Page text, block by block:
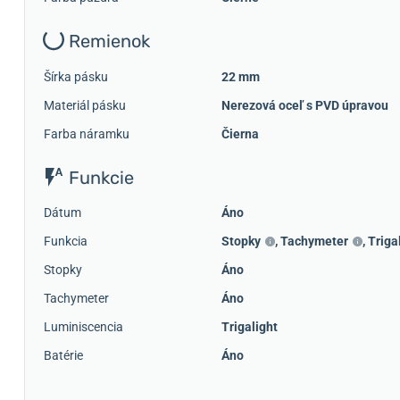
Remienok
Šírka pásku
22 mm
Materiál pásku
Nerezová oceľ s PVD úpravou
Farba náramku
Čierna
Funkcie
Dátum
Áno
Funkcia
Stopky ,Tachymeter ,
Stopky
Áno
Tachymeter
Áno
Luminiscencia
Trigalight
Batérie
Áno